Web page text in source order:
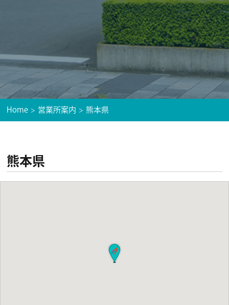
Home 営業所案内 熊本県
熊本県